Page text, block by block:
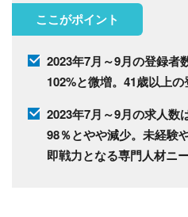
ここがポイント
2023年7月～9月の登録者
102%と微増。41歳以上
2023年7月～9月の求人数
98％とやや減少。未経験
即戦力となる専門人材ニ